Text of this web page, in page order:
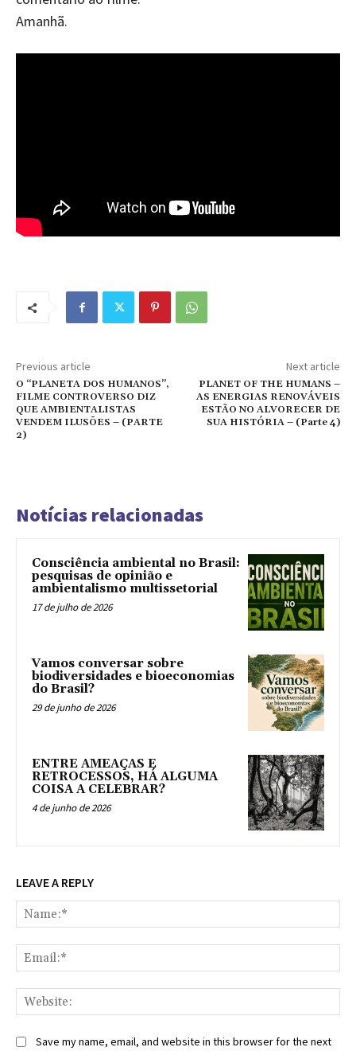
Amanhã.
Previous article
O “PLANETA DOS HUMANOS”,
FILME CONTROVERSO DIZ
QUE AMBIENTALISTAS
VENDEM ILUSÕES – (PARTE
2)
Next article
PLANET OF THE HUMANS –
AS ENERGIAS RENOVÁVEIS
ESTÃO NO ALVORECER DE
SUA HISTÓRIA – (Parte 4)
Notícias relacionadas
Consciência ambiental no Brasil:
pesquisas de opinião e
ambientalismo multissetorial
17 de julho de 2026
Vamos conversar sobre
biodiversidades e bioeconomias
do Brasil?
29 de junho de 2026
ENTRE AMEAÇAS E
RETROCESSOS, HÁ ALGUMA
COISA A CELEBRAR?
4 de junho de 2026
LEAVE A REPLY
Save my name, email, and website in this browser for the next